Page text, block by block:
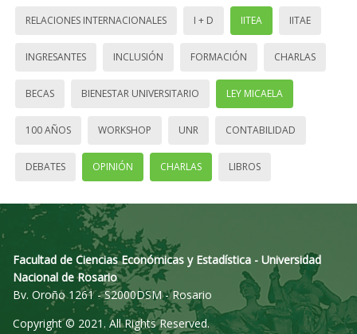
RELACIONES INTERNACIONALES I + D IITEA IITAE
INGRESANTES INCLUSIÓN FORMACIÓN CHARLAS
BECAS BIENESTAR UNIVERSITARIO LEY MICAELA
100 AÑOS WORKSHOP UNR CONTABILIDAD
DEBATES OPINIÓN CHARLAS LIBROS
Facultad de Ciencias Económicas y Estadística - Universidad
Nacional de Rosario
Bv. Oroño 1261 - S2000DSM - Rosario
Copyright © 2021. All Rights Reserved.